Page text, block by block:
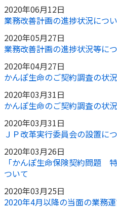
2020年06月12日
業務改善計画の進捗状況につ
2020年05月27日
業務改善計画の進捗状況等に
2020年04月27日
かんぽ生命のご契約調査の状
2020年03月31日
かんぽ生命のご契約調査の状
2020年03月31日
ＪＰ改革実行委員会の設置に
2020年03月26日
「かんぽ生命保険契約問題
ついて
2020年03月25日
2020年4月以降の当面の業務